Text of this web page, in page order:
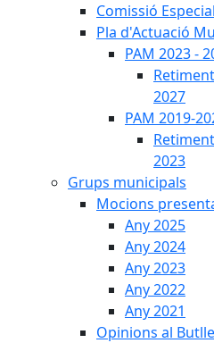
Comissió
Pla d'Actuació
PAM 2023 -
2027
PAM 2019-
2023
Grups municipals
Mocions
Any 2025
Any 2024
Any 2023
Any 2022
Any 2021
Opinions al